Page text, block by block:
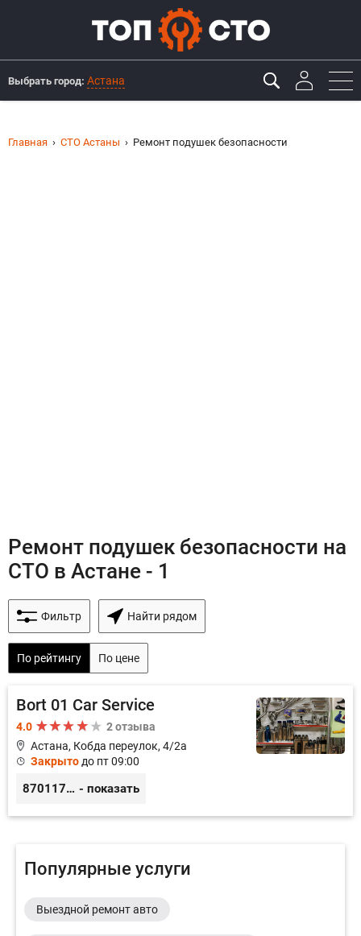
Выбрать город: Астана
Главная СТО Астаны Ремонт подушек безопасности
Ремонт подушек безопасности на
СТО в Астане - 1
Фильтр Найти рядом
По рейтингу По цене
Bort 01 Car Service
4.0
2 отзыва
Астана, Кобда переулок, 4/2а
Закрыто до пт 09:00
87011754444 - показать
Популярные услуги
Выездной ремонт авто